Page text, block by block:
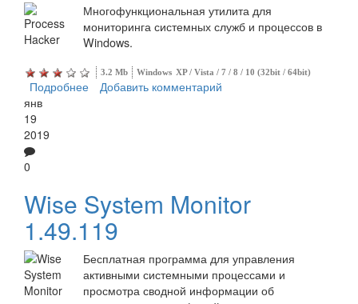
Многофункциональная утилита для
мониторинга системных служб и процессов в
Windows.
3.2 Mb Windows XP / Vista / 7 / 8 / 10 (32bit / 64bit)
Подробнее о Process Hacker
Добавить комментарий
янв
19
2019
0
Wise System Monitor
1.49.119
Бесплатная программа для управления
активными системными процессами и
просмотра сводной информации об